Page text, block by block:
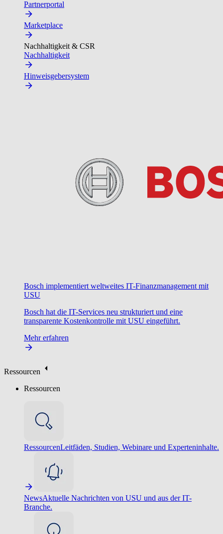
Partnerportal
Marketplace
Nachhaltigkeit & CSR
Nachhaltigkeit
Hinweisgebersystem
Bosch implementiert weltweites IT-Finanzmanagement mit
USU
Bosch hat die IT-Services neu strukturiert und eine
transparente Kostenkontrolle mit USU eingeführt.
Mehr erfahren
Ressourcen
Ressourcen
RessourcenLeitfäden, Studien, Webinare und Experteninhalte.
NewsAktuelle Nachrichten von USU und aus der IT-
Branche.